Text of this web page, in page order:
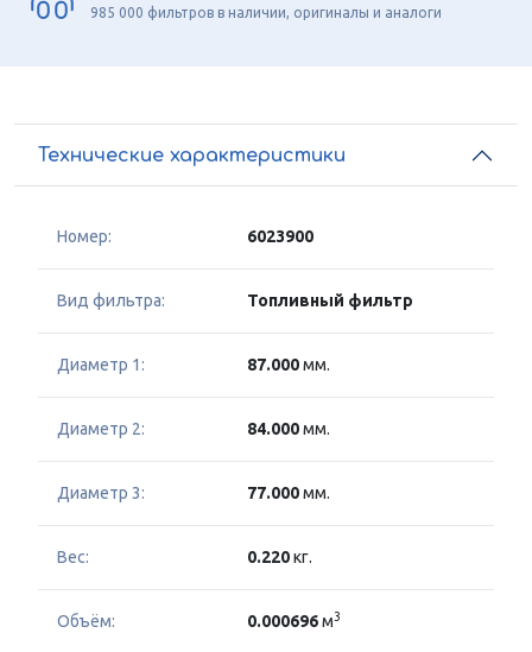
985 000 фильтров в наличии, оригиналы и аналоги
Технические характеристики
Номер: 6023900
Вид фильтра: Топливный фильтр
Диаметр 1: 87.000мм.
Диаметр 2: 84.000мм.
Диаметр 3: 77.000мм.
Вес: 0.220кг.
Объём: 0.000696м3